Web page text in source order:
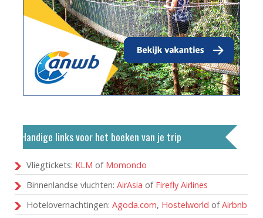
Handige links voor het boeken van je trip
Vliegtickets: KLM of Momondo
Binnenlandse vluchten: AirAsia of Firefly Airlines
Hotelovernachtingen: Agoda.com, Hostelworld ofAirbnb